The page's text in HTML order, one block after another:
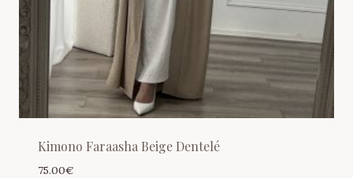
Kimono Faraasha Beige Dentelé
75.00€